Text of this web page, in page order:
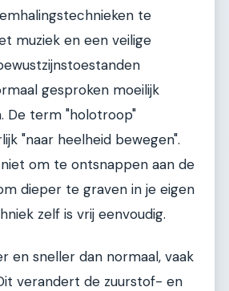
te
muziek en een veilige
gesproken moeilijk
De term "holotroop"
"naar heelheid bewegen".
om te ontsnappen aan de
dieper te graven in je eigen
zelf is vrij eenvoudig.
en sneller dan normaal, vaak
verandert de zuurstof- en